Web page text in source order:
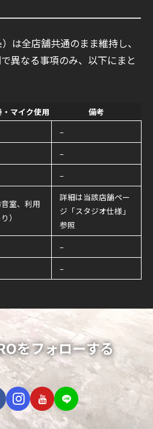
は全店舗共通のまま維持し、
異なる事項のみ、以下にまと
マイク使用
備考
–
–
–
室、利用
）
詳細は当該店舗ペー
ジ「スタジオ仕様」
参照
–
–
をフォローする